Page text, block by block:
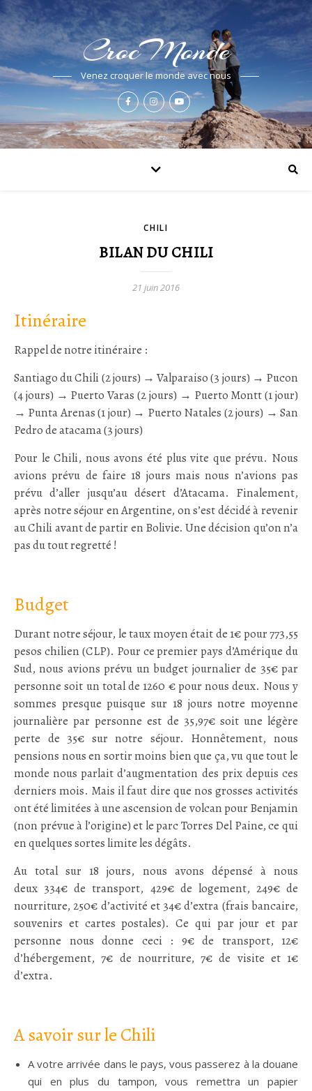
CrocMonde
Venez croquer le monde avec nous
CHILI
BILAN DU CHILI
21 juin 2016
Itinéraire
Rappel de notre itinéraire :
Santiago du Chili (2 jours) → Valparaiso (3 jours) → Pucon
(4 jours) → Puerto Varas (2 jours) → Puerto Montt (1 jour)
→ Punta Arenas (1 jour) → Puerto Natales (2 jours) → San
Pedro de atacama (3 jours)
Pour le Chili, nous avons été plus vite que prévu. Nous
avions prévu de faire 18 jours mais nous n’avions pas
prévu d’aller jusqu’au désert d’Atacama. Finalement,
après notre séjour en Argentine, on s’est décidé à revenir
au Chili avant de partir en Bolivie. Une décision qu’on n’a
pas du tout regretté !
Budget
Durant notre séjour, le taux moyen était de 1€ pour 773,55
pesos chilien (CLP). Pour ce premier pays d’Amérique du
Sud, nous avions prévu un budget journalier de 35€ par
personne soit un total de 1260 € pour nous deux. Nous y
sommes presque puisque sur 18 jours notre moyenne
journalière par personne est de 35,97€ soit une légère
perte de 35€ sur notre séjour. Honnêtement, nous
pensions nous en sortir moins bien que ça, vu que tout le
monde nous parlait d’augmentation des prix depuis ces
derniers mois. Mais il faut dire que nos grosses activités
ont été limitées à une ascension de volcan pour Benjamin
(non prévue à l’origine) et le parc Torres Del Paine, ce qui
en quelques sortes limite les dégâts.
Au total sur 18 jours, nous avons dépensé à nous
deux 334€ de transport, 429€ de logement, 249€ de
nourriture, 250€ d’activité et 34€ d’extra (frais bancaire,
souvenirs et cartes postales). Ce qui par jour et par
personne nous donne ceci : 9€ de transport, 12€
d’hébergement, 7€ de nourriture, 7€ de visite et 1€
d’extra.
A savoir sur le Chili
A votre arrivée dans le pays, vous passerez à la douane
qui en plus du tampon, vous remettra un papier